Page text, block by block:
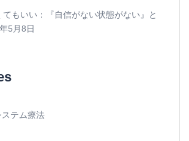
てもいい：『自信がない状態がない』と
5月8日
テム療法